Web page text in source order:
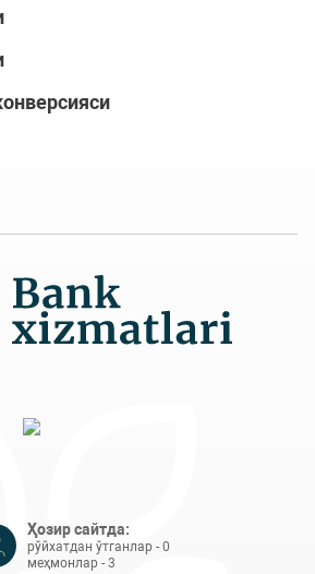
Ҳозир сайтда:
рўйхатдан ўтганлар - 0
меҳмонлар - 3